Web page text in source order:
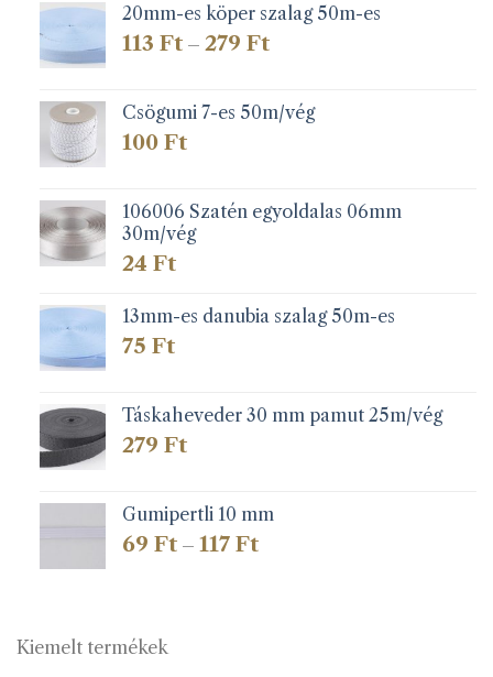
20mm-es köper szalag 50m-es
113 Ft – 279 FtÁrtartomány:
279 Ft
Csögumi 7-es 50m/vég
100 Ft
106006 Szatén egyoldalas 06mm
30m/vég
24 Ft
13mm-es danubia szalag 50m-es
75 Ft
Táskaheveder 30 mm pamut 25m/vég
279 Ft
Gumipertli 10 mm
69 Ft – 117 FtÁrtartomány:
Kiemelt termékek